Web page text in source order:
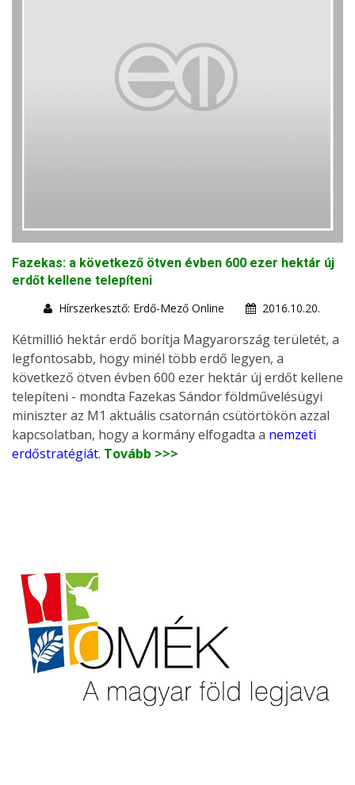
Fazekas: a következő ötven évben 600 ezer hektár új
erdőt kellene telepíteni
Hírszerkesztő: Erdő-Mező Online
2016.10.20.
Kétmillió hektár erdő borítja Magyarország területét, a
legfontosabb, hogy minél több erdő legyen, a
következő ötven évben 600 ezer hektár új erdőt kellene
telepíteni - mondta Fazekas Sándor földművelésügyi
miniszter az M1 aktuális csatornán csütörtökön azzal
kapcsolatban, hogy a kormány elfogadta a nemzeti
erdőstratégiát. Tovább >>>